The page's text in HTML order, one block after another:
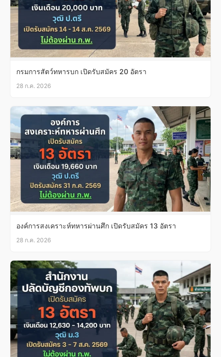
กรมการสัตว์ทหารบก เปิดรับสมัคร 20 อัตรา
28 ก.ค. 2026
องค์การสงเคราะห์ทหารผ่านศึก เปิดรับสมัคร 13 อัตรา
28 ก.ค. 2026